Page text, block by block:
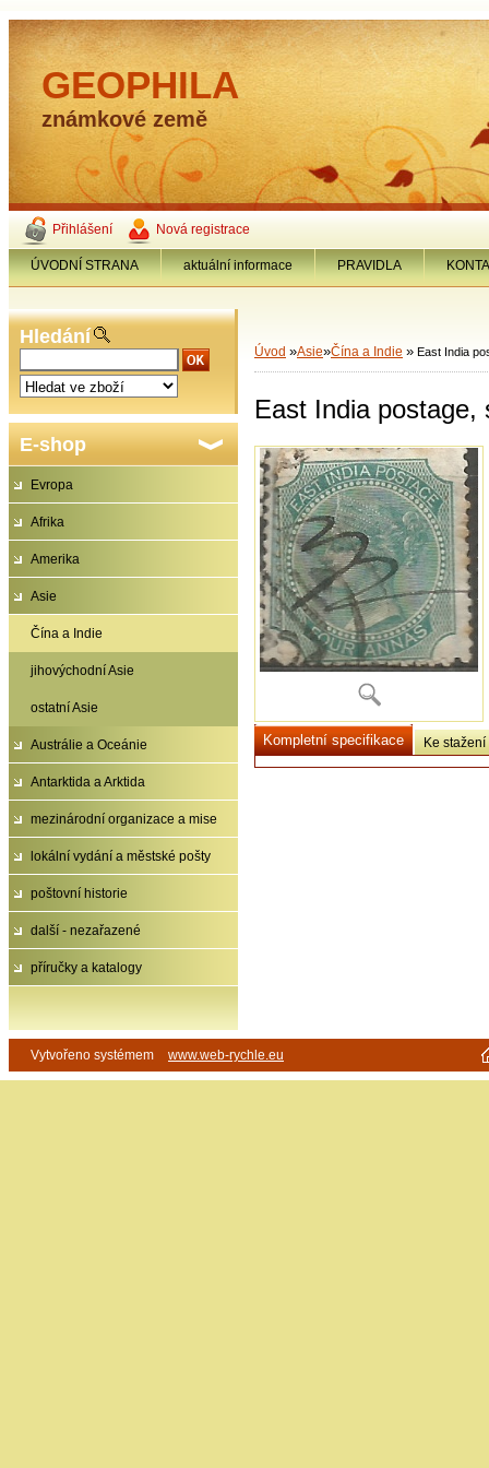
GEOPHILA
známkové země
Přihlášení Nová registrace
ÚVODNÍ STRANA aktuální informace PRAVIDLA
Hledání
E-shop
Evropa
Afrika
Amerika
Asie
Čína a Indie
jihovýchodní Asie
ostatní Asie
Austrálie a Oceánie
Antarktida a Arktida
mezinárodní organizace a mise
lokální vydání a městské pošty
poštovní historie
další - nezařazené
příručky a katalogy
Úvod »Asie»Čína a Indie » East India
East India postage,
Kompletní specifikace Ke stažení
Vytvořeno systémem www.web-rychle.eu